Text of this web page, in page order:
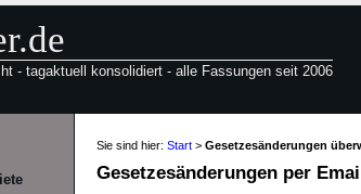
- tagaktuell konsolidiert - alle Fassungen seit 2006
Sie sind hier: Start > Gesetzesänderungen
Gesetzesänderungen per